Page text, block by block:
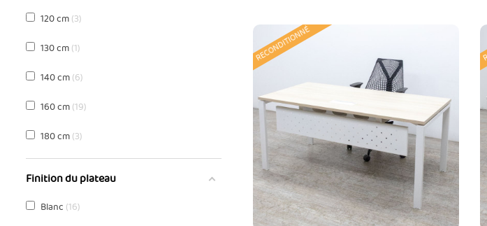
120 cm 3
130 cm 1
140 cm 6
160 cm 19
180 cm 3
Finition du plateau
Blanc 16
RECONDITIONNÉ